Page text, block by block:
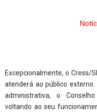
Excepcionalmente, o Cress/
atenderá ao público
administrativa, o
voltando ao seu